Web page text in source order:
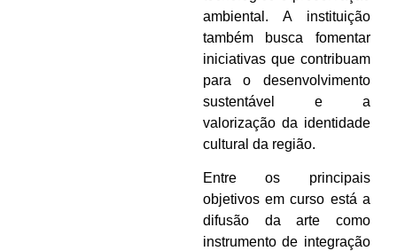
ambiental. A instituição
também busca fomentar
iniciativas que contribuam
para o desenvolvimento
sustentável e a
valorização da identidade
cultural da região.
Entre os principais
objetivos em curso está a
difusão da arte como
instrumento de integração